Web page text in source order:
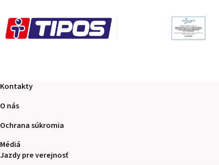
Kontakty
O nás
Ochrana súkromia
Médiá
Jazdy pre verejnosť